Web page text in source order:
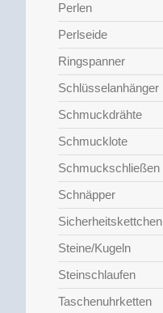
Perlen
Perlseide
Ringspanner
Schlüsselanhänger
Schmuckdrähte
Schmucklote
Schmuckschließen
Schnäpper
Sicherheitskettchen
Steine/Kugeln
Steinschlaufen
Taschenuhrketten